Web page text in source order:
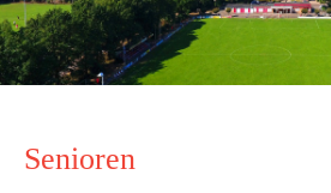
Senioren